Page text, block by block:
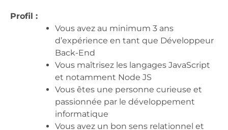
Profil :
Vous avez au minimum 3 ans
d’expérience en tant que Développeur
Back-End
Vous maîtrisez les langages JavaScript
et notamment Node JS
Vous êtes une personne curieuse et
passionnée par le développement
informatique
Vous avez un bon sens relationnel et